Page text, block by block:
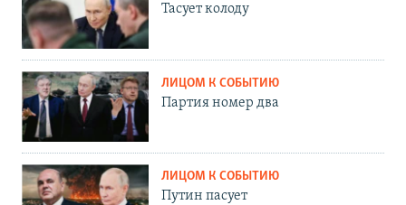
Тасует колоду
ЛИЦОМ К СОБЫТИЮ
Партия номер два
ЛИЦОМ К СОБЫТИЮ
Путин пасует